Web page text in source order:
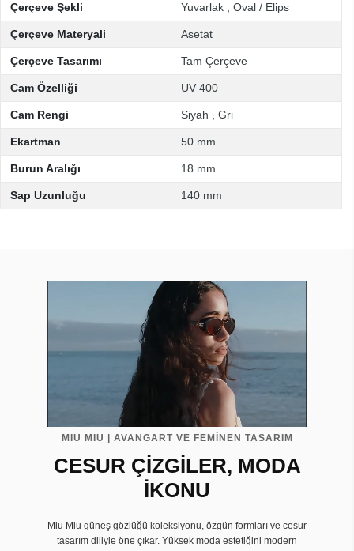
Çerçeve Şekli Yuvarlak Oval / Elips
Çerçeve Materyali Asetat
Çerçeve Tasarımı Tam Çerçeve
Cam Özelliği UV 400
Cam Rengi Siyah Gri
Ekartman 50 mm
Burun Aralığı 18 mm
Sap Uzunluğu 140 mm
MIU MIU | AVANGART VE FEMİNEN TASARIM
CESUR ÇİZGİLER, MODA
İKONU
Miu Miu güneş gözlüğü koleksiyonu, özgün formları ve cesur
tasarım diliyle öne çıkar. Yüksek moda estetiğini modern